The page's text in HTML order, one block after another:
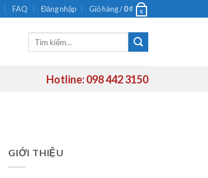
FAQ Đăng nhập Giỏ hàng /0₫ 0
Hotline: 098 442 3150
GIỚI THIỆU